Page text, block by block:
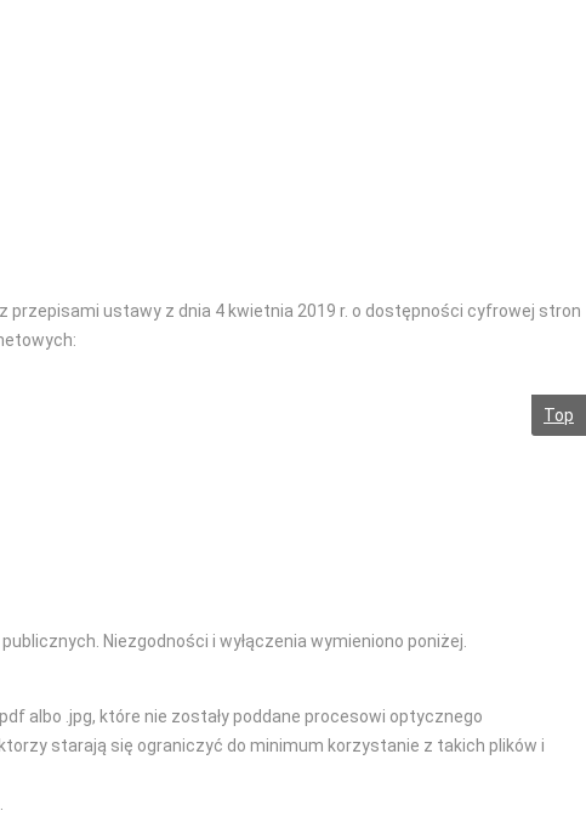
ustawy z dnia 4 kwietnia 2019 r. o dostępności cyfrowej stron
Niezgodności i wyłączenia wymieniono poniżej.
albo .jpg, które nie zostały poddane procesowi optycznego
starają się ograniczyć do minimum korzystanie z takich plików i
Top